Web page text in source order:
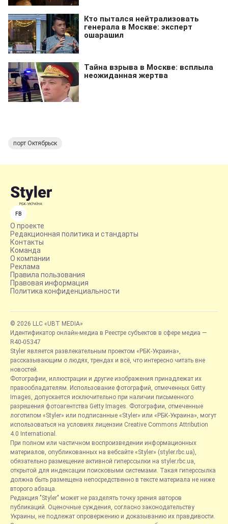
порт Октябрьск
FB
О проекте
Редакционная политика и стандарты
Контакты
Команда
О компании
Реклама
Правила пользования
Правовая информация
Политика конфиденциальности
© 2026 LLC «UBT MEDIA»
Идентификатор онлайн-медиа в Реестре субъектов в сфере медиа —
R40-05347
Styler является развлекательным проектом «РБК-Украина»,
рассказывающим о людях, трендах и всё, что интересно читать вне
новостей.
Фотографии, иллюстрации и другие изображения принадлежат их
правообладателям. Использование фотографий, отмеченных Getty
Images, допускается исключительно при наличии письменного
разрешения фотоагентства Getty Images. Фотографии, отмеченные
логотипом «Styler» или подписанные «Styler» или «РБК-Украина», могут
использоваться на условиях лицензии Creative Commons Attribution
4.0 International.
При полном или частичном воспроизведении информационных
материалов, опубликованных на вебсайте «Styler» (styler.rbc.ua),
обязательно размещение активной гиперссылки на styler.rbc.ua,
открытой для индексации поисковыми системами. Такая гиперссылка
должна быть размещена непосредственно в тексте материала не ниже
второго абзаца.
Редакция "Styler" может не разделять точку зрения авторов
публикаций. Оценочные суждения, согласно законодательству
Украины, не подлежат опровержению и доказыванию их правдивости.